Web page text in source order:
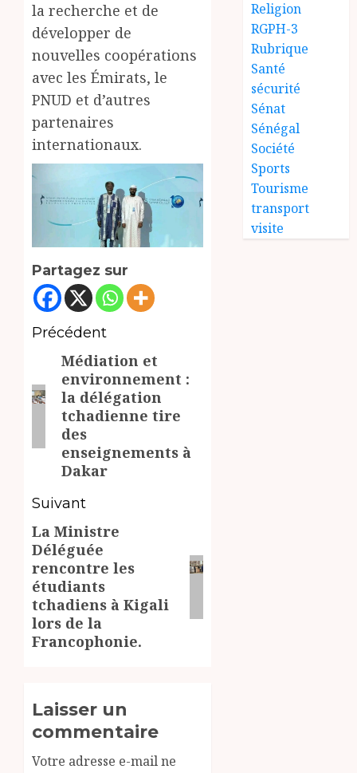
la recherche et de
développer de
nouvelles coopérations
avec les Émirats, le
PNUD et d’autres
partenaires
internationaux.
Partagez sur
Navigation
d’article
Précédent
Article
précédent:
Médiation et
environnement :
la délégation
tchadienne tire
des
enseignements à
Dakar
Suivant
Article
suivant:
La Ministre
Déléguée
rencontre les
étudiants
tchadiens à Kigali
lors de la
Francophonie.
Laisser un
commentaire
Votre adresse e-mail ne
Religion
RGPH-3
Rubrique
Santé
sécurité
Sénat
Sénégal
Société
Sports
Tourisme
transport
visite